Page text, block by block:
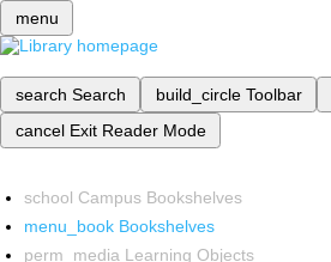
menu
search Search build_circle Toolbar
cancel Exit Reader Mode
school Campus Bookshelves
menu_book Bookshelves
perm_media Learning Objects